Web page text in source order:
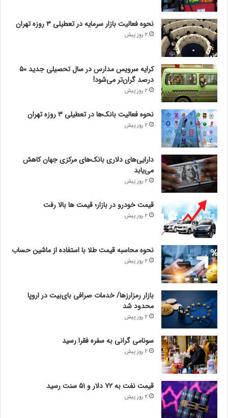
نحوه فعالیت بازار سرمایه در تعطیلی ۳ روزه تهران
2 روز پیش
کرایه سرویس مدارس در سال تحصیلی جدید ۵۰
درصد گران‌تر می‌شود!
2 روز پیش
نحوه فعالیت بانک‌ها در تعطیلی ۳ روزه تهران
2 روز پیش
دارایی‌های دلاری بانک‌های مرکزی جهان کاهش
می‌یابد
2 روز پیش
قیمت خودرو در بازار؛ قیمت ها بالا رفت
2 روز پیش
نحوه محاسبه قیمت طلا با استفاده از ماشین حساب
2 روز پیش
بازار رمزارزها/ خدمات صرافی بای‌بیت در اروپا
محدود شد
2 روز پیش
سونامی گرانی به سفره فقرا رسید
2 روز پیش
قیمت نفت به ۷۲ دلار و ۵۱ سنت رسید
2 روز پیش